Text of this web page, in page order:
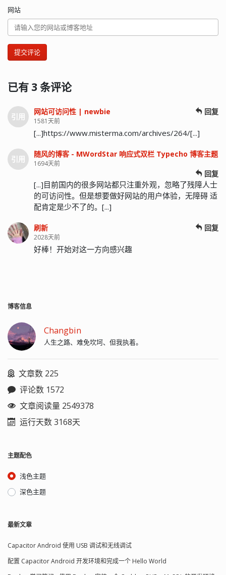
网站
提交评论
已有 3 条评论
引用
网站可访问性 | newbie
1581天前
回复
[...]https://www.misterma.com/archives/264/[...]
引用
随风的博客 - MWordStar 响应式双栏 Typecho 博客主题
1694天前
回复
[...]目前国内的很多网站都只注重外观，忽略了残障人士
的可访问性。但是想要做好网站的用户体验，无障碍 适
配肯定是少不了的。[...]
刷新
2028天前
回复
好棒！开始对这一方向感兴趣
博客信息
Changbin
人生之路、难免坎坷、但我执着。
文章数 225
评论数 1572
文章阅读量 2549378
运行天数 3168天
主题配色
浅色主题
深色主题
最新文章
Capacitor Android 使用 USB 调试和无线调试
配置 Capacitor Android 开发环境和完成一个 Hello World